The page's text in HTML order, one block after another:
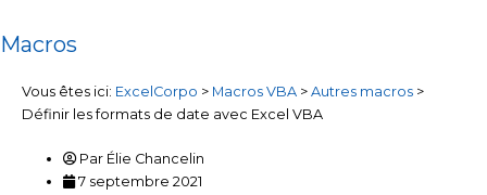
Macros
Vous êtes ici: ExcelCorpo > Macros VBA > Autres macros >
Définir les formats de date avec Excel VBA
Par Élie Chancelin
7 septembre 2021